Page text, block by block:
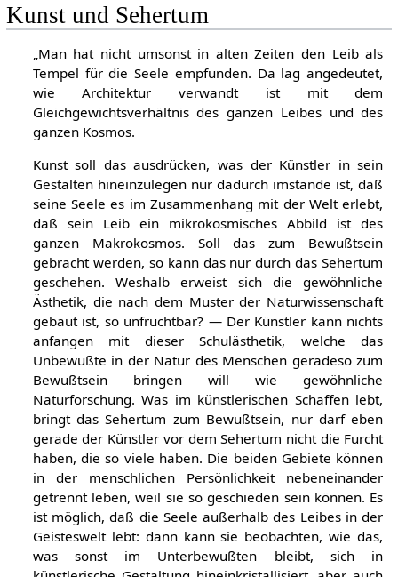
Kunst und Sehertum
„Man hat nicht umsonst in alten Zeiten den Leib als
Tempel für die Seele empfunden. Da lag angedeutet,
wie Architektur verwandt ist mit dem
Gleichgewichtsverhältnis des ganzen Leibes und des
ganzen Kosmos.
Kunst soll das ausdrücken, was der Künstler in sein
Gestalten hineinzulegen nur dadurch imstande ist, daß
seine Seele es im Zusammenhang mit der Welt erlebt,
daß sein Leib ein mikrokosmisches Abbild ist des
ganzen Makrokosmos. Soll das zum Bewußtsein
gebracht werden, so kann das nur durch das Sehertum
geschehen. Weshalb erweist sich die gewöhnliche
Ästhetik, die nach dem Muster der Naturwissenschaft
gebaut ist, so unfruchtbar? — Der Künstler kann nichts
anfangen mit dieser Schulästhetik, welche das
Unbewußte in der Natur des Menschen geradeso zum
Bewußtsein bringen will wie gewöhnliche
Naturforschung. Was im künstlerischen Schaffen lebt,
bringt das Sehertum zum Bewußtsein, nur darf eben
gerade der Künstler vor dem Sehertum nicht die Furcht
haben, die so viele haben. Die beiden Gebiete können
in der menschlichen Persönlichkeit nebeneinander
getrennt leben, weil sie so geschieden sein können. Es
ist möglich, daß die Seele außerhalb des Leibes in der
Geisteswelt lebt: dann kann sie beobachten, wie das,
was sonst im Unterbewußten bleibt, sich in